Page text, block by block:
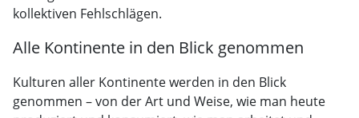
kollektiven Fehlschlägen.
Alle Kontinente in den Blick genommen
Kulturen aller Kontinente werden in den Blick
genommen – von der Art und Weise, wie man heute